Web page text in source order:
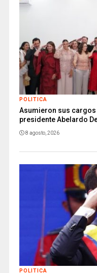
POLITICA
Asumieron sus
presidente Abelardo
8 agosto, 2026
POLITICA